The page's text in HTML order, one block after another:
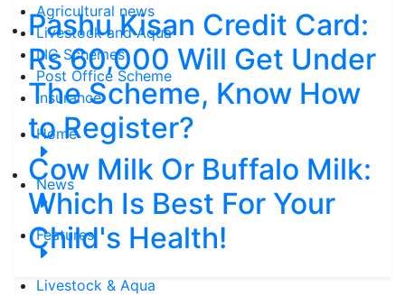
Agricultural news
Livestock and Aqua
LIC Schemes
Post Office Scheme
Insurance
Home
News
Features
Livestock & Aqua
Pashu Kisan Credit Card:
Rs 60,000 Will Get Under
The Scheme, Know How
to Register?
Cow Milk Or Buffalo Milk:
Which Is Best For Your
Child's Health!